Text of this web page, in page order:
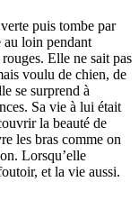
puis tombe par
au loin pendant
Elle ne sait pas
voulu de chien, de
se surprend à
Sa vie à lui était
la beauté de
les bras comme on
Lorsqu’elle
et la vie aussi.